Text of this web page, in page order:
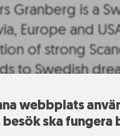
webbplats
ska fungera
Granberg is a
Europe and
of strong
to Swedish